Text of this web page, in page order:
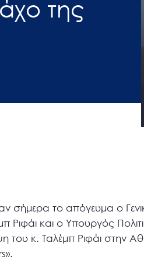
της
σήμερα το απόγευμα ο
και ο Υπουργός
κ. Ταλέμπ Ριφάι στην